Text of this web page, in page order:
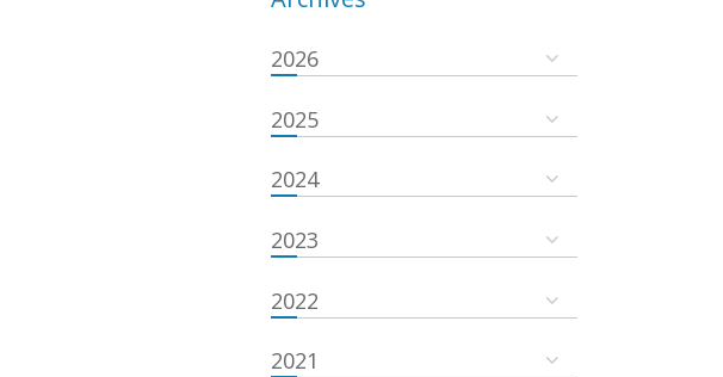
2026
2025
2024
2023
2022
2021